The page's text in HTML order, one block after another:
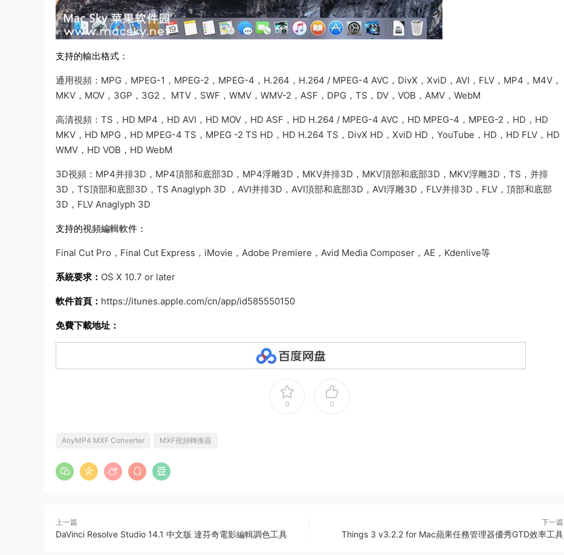
支持的輸出格式：
通用視頻：MPG，MPEG-1，MPEG-2，MPEG-4，H.264，H.264 / MPEG-4 AVC，DivX，XviD，AVI，FLV，MP4，M4V，
MKV，MOV，3GP，3G2， MTV，SWF，WMV，WMV-2，ASF，DPG，TS，DV，VOB，AMV，WebM
高清視頻：TS，HD MP4，HD AVI，HD MOV，HD ASF，HD H.264 / MPEG-4 AVC，HD MPEG-4，MPEG-2，HD，HD
MKV，HD MPG，HD MPEG-4 TS，MPEG -2 TS HD，HD H.264 TS，DivX HD，XviD HD，YouTube，HD，HD FLV，HD
WMV，HD VOB，HD WebM
3D視頻：MP4并排3D，MP4頂部和底部3D，MP4浮雕3D，MKV并排3D，MKV頂部和底部3D，MKV浮雕3D，TS，并排
3D，TS頂部和底部3D，TS Anaglyph 3D ，AVI并排3D，AVI頂部和底部3D，AVI浮雕3D，FLV并排3D，FLV，頂部和底部
3D，FLV Anaglyph 3D
支持的視頻編輯軟件：
Final Cut Pro，Final Cut Express，iMovie，Adobe Premiere，Avid Media Composer，AE，Kdenlive等
系統要求： OS X 10.7 or later
軟件首頁： https://itunes.apple.com/cn/app/id585550150
免費下載地址：
0 0
AnyMP4 MXF Converter MXF視頻轉換器
上一篇
DaVinci Resolve Studio 14.1 中文版 達芬奇電影編輯調色工具
下一篇
Things 3 v3.2.2 for Mac蘋果任務管理器優秀GTD效率工具